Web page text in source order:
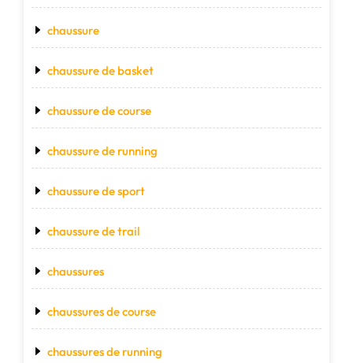
chaussure
chaussure de basket
chaussure de course
chaussure de running
chaussure de sport
chaussure de trail
chaussures
chaussures de course
chaussures de running